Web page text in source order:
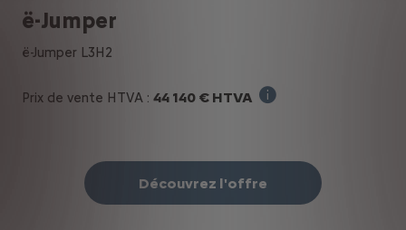
ë-Jumper
ë-Jumper L3H2
Prix de vente HTVA : 44 140 € HTVA
Découvrez l'offre